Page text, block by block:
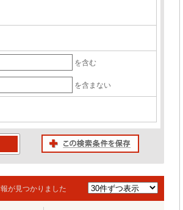
を含む
を含まない
が見つかりました